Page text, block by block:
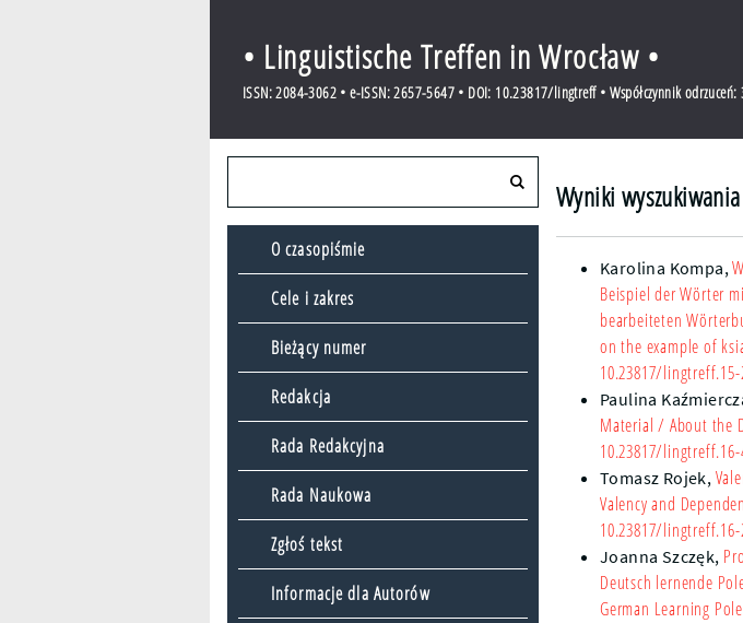
• Linguistische Treffen in Wrocław •
ISSN: 2084-3062 • e-ISSN: 2657-5647 • DOI: 10.23817/lingtreff • Współczynnik odrzuceń:
O czasopiśmie
Cele i zakres
Bieżący numer
Redakcja
Rada Redakcyjna
Rada Naukowa
Zgłoś tekst
Informacje dla Autorów
Wyniki
Karolina Kompa,
Beispiel der Wörter
bearbeiteten
on the example of
10.23817/
Paulina
Material / About the
10.23817/
Tomasz Rojek,
Valency and
10.23817/
Joanna Szczęk,
Deutsch lernende
German Learning